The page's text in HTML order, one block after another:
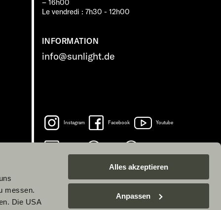
messen.
Die USA
Alles akzeptieren
Anpassen
– 16h00
Le vendredi : 7h30 - 12h00
INFORMATION
info@sunlight.de
Instagram Facebook Youtube